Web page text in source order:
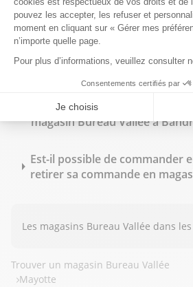
magasin ?
Bureau Vallée Bandrele
spécifiques pour les
Quels sont les horaires
magasin Bureau Vallée à
Est-il possible de commander
retirer sa commande en
Les magasins Bureau Vallée dans
Trouver un magasin Bureau Vallée
Mayotte